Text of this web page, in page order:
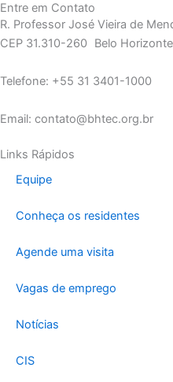
Entre em Contato
R. Professor José Vieira de
CEP 31.310-260 Belo
Telefone: +55 31 3401-1000
Email: contato@bhtec.org.br
Links Rápidos
Equipe
Conheça os residentes
Agende uma visita
Vagas de emprego
Notícias
CIS